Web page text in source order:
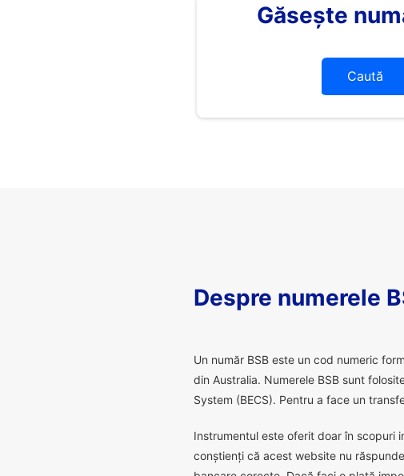
Găsește
Caută
Despre numerele
Un număr BSB este un cod numeric
din Australia. Numerele BSB sunt
System (BECS). Pentru a face un
Instrumentul este oferit doar în scopuri
conștienți că acest website nu